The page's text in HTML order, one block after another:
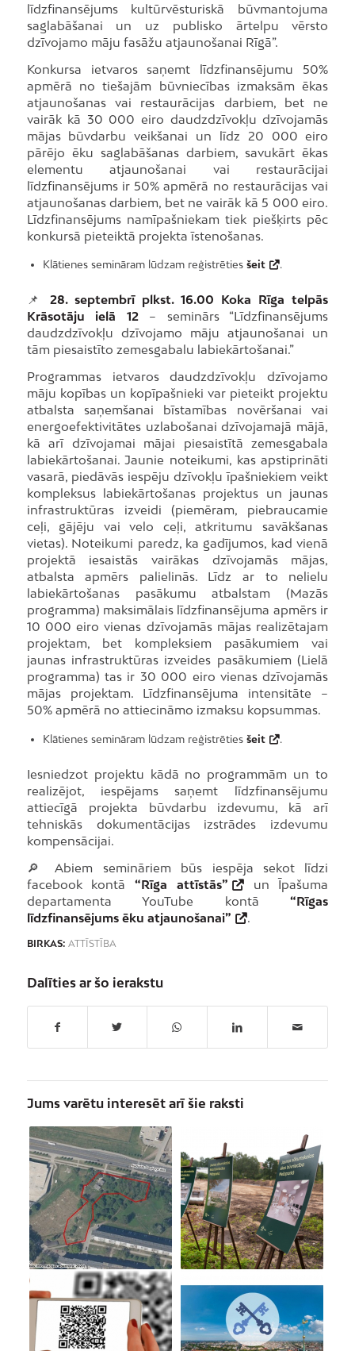
līdzfinansējums kultūrvēsturiskā būvmantojuma
saglabāšanai un uz publisko ārtelpu vērsto
dzīvojamo māju fasāžu atjaunošanai Rīgā”.
Konkursa ietvaros saņemt līdzfinansējumu 50%
apmērā no tiešajām būvniecības izmaksām ēkas
atjaunošanas vai restaurācijas darbiem, bet ne
vairāk kā 30 000 eiro daudzdzīvokļu dzīvojamās
mājas būvdarbu veikšanai un līdz 20 000 eiro
pārējo ēku saglabāšanas darbiem, savukārt ēkas
elementu atjaunošanai vai restaurācijai
līdzfinansējums ir 50% apmērā no restaurācijas vai
atjaunošanas darbiem, bet ne vairāk kā 5 000 eiro.
Līdzfinansējums namīpašniekam tiek piešķirts pēc
konkursā pieteiktā projekta īstenošanas.
Klātienes semināram lūdzam reģistrēties šeit .
📌 28. septembrī plkst. 16.00 Koka Rīga telpās
Krāsotāju ielā 12– seminārs “Līdzfinansējums
daudzdzīvokļu dzīvojamo māju atjaunošanai un
tām piesaistīto zemesgabalu labiekārtošanai.”
Programmas ietvaros daudzdzīvokļu dzīvojamo
māju kopības un kopīpašnieki var pieteikt projektu
atbalsta saņemšanai bīstamības novēršanai vai
energoefektivitātes uzlabošanai dzīvojamajā mājā,
kā arī dzīvojamai mājai piesaistītā zemesgabala
labiekārtošanai. Jaunie noteikumi, kas apstiprināti
vasarā, piedāvās iespēju dzīvokļu īpašniekiem veikt
kompleksus labiekārtošanas projektus un jaunas
infrastruktūras izveidi (piemēram, piebraucamie
ceļi, gājēju vai velo ceļi, atkritumu savākšanas
vietas). Noteikumi paredz, ka gadījumos, kad vienā
projektā iesaistās vairākas dzīvojamās mājas,
atbalsta apmērs palielinās. Līdz ar to nelielu
labiekārtošanas pasākumu atbalstam (Mazās
programma) maksimālais līdzfinansējuma apmērs ir
10 000 eiro vienas dzīvojamās mājas realizētajam
projektam, bet kompleksiem pasākumiem vai
jaunas infrastruktūras izveides pasākumiem (Lielā
programma) tas ir 30 000 eiro vienas dzīvojamās
mājas projektam. Līdzfinansējuma intensitāte –
50% apmērā no attiecināmo izmaksu kopsummas.
Klātienes semināram lūdzam reģistrēties šeit .
Iesniedzot projektu kādā no programmām un to
realizējot, iespējams saņemt līdzfinansējumu
attiecīgā projekta būvdarbu izdevumu, kā arī
tehniskās dokumentācijas izstrādes izdevumu
kompensācijai.
🔎 Abiem semināriem būs iespēja sekot līdzi
facebook kontā“Rīga attīstās”
un Īpašuma
departamenta YouTube kontā“Rīgas
līdzfinansējums ēku atjaunošanai”
.
BIRKAS: ATTĪSTĪBA
Dalīties ar šo ierakstu
Jums varētu interesēt arī šie raksti